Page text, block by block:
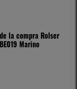
la compra Rolser
Marino